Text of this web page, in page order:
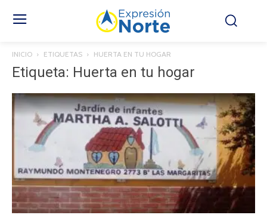
INICIO ETIQUETAS HUERTA EN TU HOGAR
Etiqueta: Huerta en tu hogar